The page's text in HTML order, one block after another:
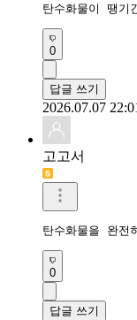
탄수화물이 땡
0
답글 쓰기
2026.07.07
고고서
탄수화물을 완
0
답글 쓰기